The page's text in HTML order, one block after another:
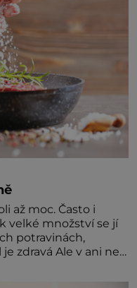
až moc. Často i
velké množství se jí
potravinách,
zdravá Ale v ani ne
a chlór – jsou